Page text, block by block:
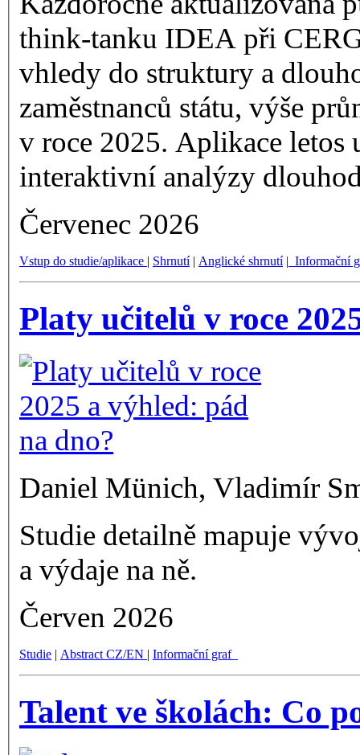
think-tanku IDEA při
vhledy do struktury a
zaměstnanců státu, výše
v roce 2025. Aplikace letos
interaktivní analýzy
Červenec 2026
Vstup do studie/aplikace | Shrnutí| Anglické shrnutí| Informační
Platy učitelů v roce
Daniel Münich, Vladimír
Studie detailně mapuje
a výdaje na ně.
Červen 2026
Studie | Abstract CZ/EN | Informační graf
Talent ve školách: Co